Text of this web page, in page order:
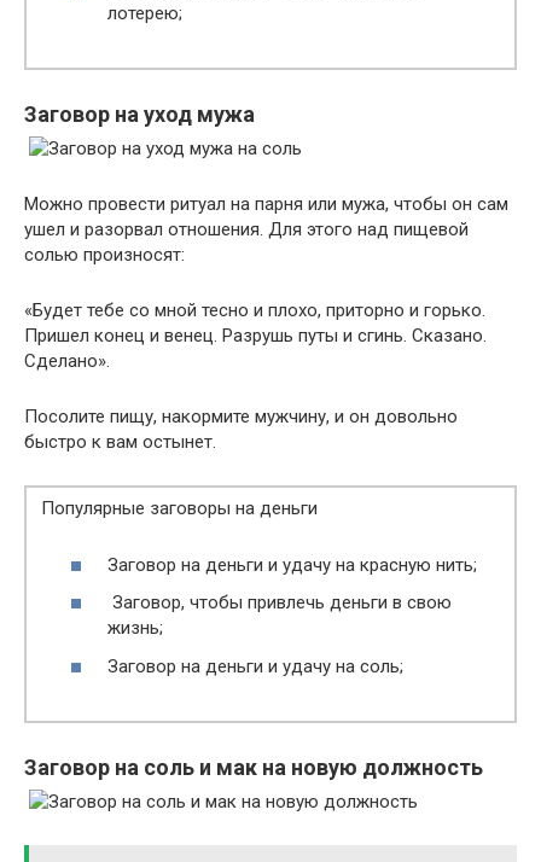
лотерею;
Заговор на уход мужа
Можно провести ритуал на парня или мужа, чтобы он сам
ушел и разорвал отношения. Для этого над пищевой
солью произносят:
«Будет тебе со мной тесно и плохо, приторно и горько.
Пришел конец и венец. Разрушь путы и сгинь. Сказано.
Сделано».
Посолите пищу, накормите мужчину, и он довольно
быстро к вам остынет.
Популярные заговоры на деньги
Заговор на деньги и удачу на красную нить;
Заговор, чтобы привлечь деньги в свою
жизнь;
Заговор на деньги и удачу на соль;
Заговор на соль и мак на новую должность